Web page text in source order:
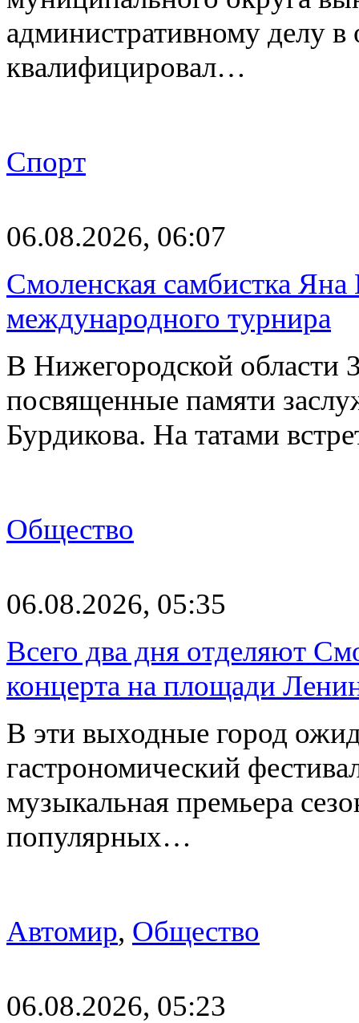
административному делу
квалифицировал…
Спорт
06.08.2026, 06:07
Смоленская самбистка Яна
международного турнира
В Нижегородской области
посвященные памяти
Бурдикова. На татами
Общество
06.08.2026, 05:35
Всего два дня отделяют
концерта на площади
В эти выходные город
гастрономический
музыкальная премьера
популярных…
Автомир, Общество
06.08.2026, 05:23